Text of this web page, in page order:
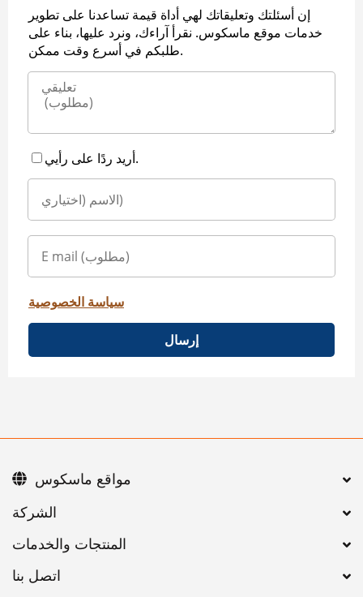
إن أسئلتك وتعليقاتك لهي أداة قيمة تساعدنا على تطوير
خدمات موقع ماسكوس. نقرأ آراءك، ونرد عليها، بناء على
طلبكم في أسرع وقت ممكن.
أريد ردًا على رأيي.
سياسة الخصوصية
إرسال
اتصل بنا
مواقع ماسكوس